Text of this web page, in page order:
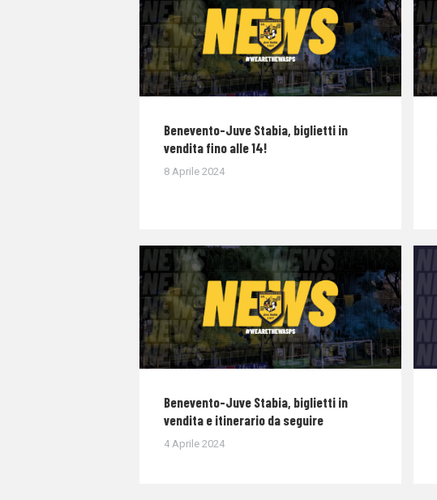
Benevento-Juve Stabia, biglietti in
vendita fino alle 14!
8 Aprile 2024
Benevento-Juve Stabia, biglietti in
vendita e itinerario da seguire
4 Aprile 2024